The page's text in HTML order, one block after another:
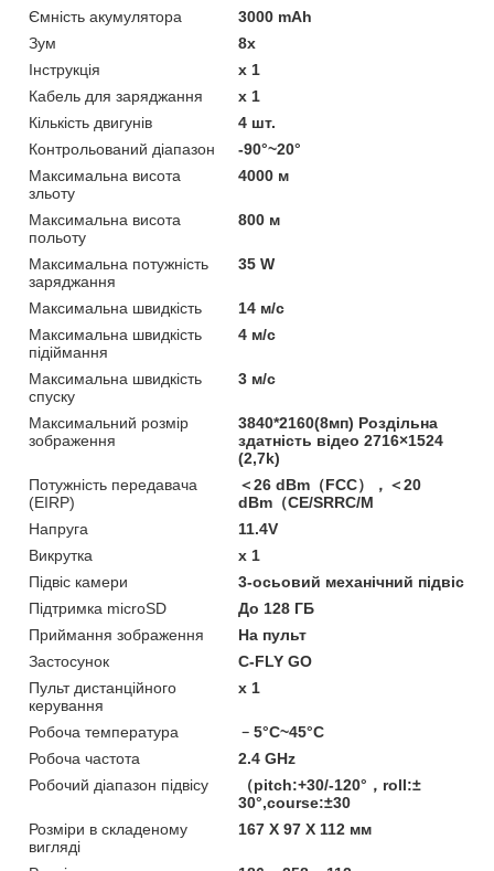
Ємність акумулятора
3000 mAh
Зум
8x
Інструкція
x 1
Кабель для заряджання
x 1
Кількість двигунів
4 шт.
Контрольований діапазон
-90°~20°
Максимальна висота
зльоту
4000 м
Максимальна висота
польоту
800 м
Максимальна потужність
заряджання
35 W
Максимальна швидкість
14 м/c
Максимальна швидкість
підіймання
4 м/c
Максимальна швидкість
спуску
3 м/c
Максимальний розмір
зображення
3840*2160(8мп) Роздільна
здатність відео 2716×1524
(2,7k)
Потужність передавача
(EIRP)
＜26 dBm（FCC），＜20
dBm（CE/SRRC/M
Напруга
11.4V
Викрутка
x 1
Підвіс камери
3-осьовий механічний підвіс
Підтримка microSD
До 128 ГБ
Приймання зображення
На пульт
Застосунок
C-FLY GO
Пульт дистанційного
керування
x 1
Робоча температура
﹣5°C~45°C
Робоча частота
2.4 GHz
Робочий діапазон підвісу
（pitch:+30/-120°，roll:±
30°,course:±30
Розміри в складеному
вигляді
167 X 97 X 112 мм